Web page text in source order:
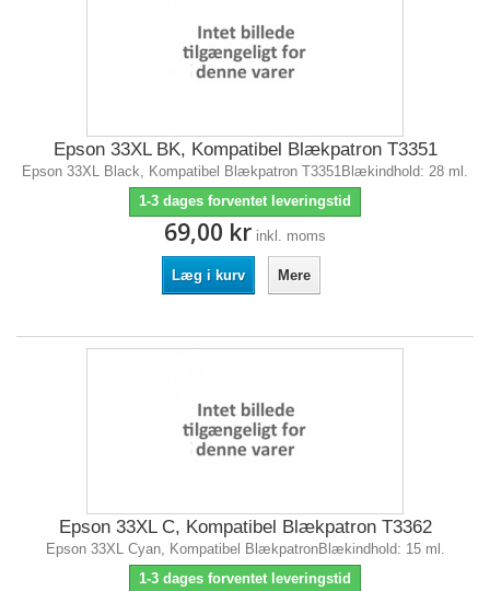
Epson 33XL BK, Kompatibel Blækpatron T3351
Epson 33XL Black, Kompatibel Blækpatron T3351Blækindhold: 28 ml.
1-3 dages forventet leveringstid
69,00 kr inkl. moms
Læg i kurv Mere
Epson 33XL C, Kompatibel Blækpatron T3362
Epson 33XL Cyan, Kompatibel BlækpatronBlækindhold: 15 ml.
1-3 dages forventet leveringstid